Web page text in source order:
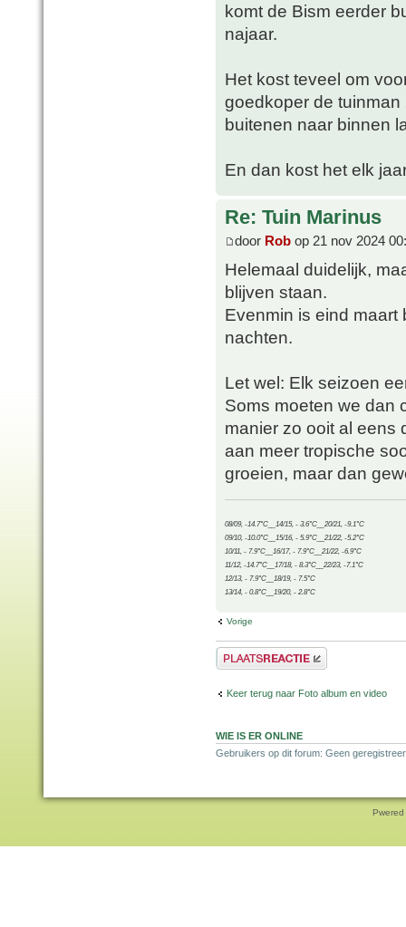
komt de Bism eerder
najaar.
Het kost teveel om
goedkoper de
buitenen naar binnen
En dan kost het elk
Re: Tuin Marinus
door Rob op 21 nov 2024
Helemaal duidelijk,
blijven staan.
Evenmin is eind
nachten.
Let wel: Elk seizoen
Soms moeten we dan
manier zo ooit al eens
aan meer tropische
groeien, maar dan
08/09, -14.7°C__14/15, - 3.6°C__20/21, -9.1°C
09/10, -10.0°C__15/16, - 5.9°C__21/22, -5.2°C
10/11, - 7.9°C__16/17, - 7.9°C__21/22, -6.9°C
11/12, -14.7°C__17/18, - 8.3°C__22/23, -7.1°C
12/13, - 7.9°C__18/19, - 7.5°C
13/14, - 0.8°C__19/20, - 2.8°C
Vorige
Plaats een reactie
Keer terug naar Foto album en video
WIE IS ER ONLINE
Gebruikers op dit forum: Geen